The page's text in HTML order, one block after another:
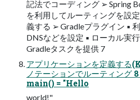
記法でコーディング ➢ Spring
を利用してルーティングを設
義する ➢ Gradleプラグイン ▪
DNSなどを設定 ▪ ローカル実
Gradleタスクを提供 7
アプリケーションを定義す
ノテーションでルーティング
main() = "Hello
world!"